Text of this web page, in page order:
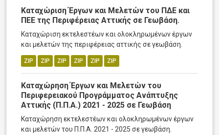
Καταχώριση Έργων και Μελετών του ΠΔΕ και
ΠΕΕ της Περιφέρειας Αττικής σε Γεωβάση.
Καταχώριση εκτελεστέων και ολοκληρωμένων έργων
και μελετών της περιφέρειας αττικής σε γεωβάση.
ZIP ZIP ZIP ZIP ZIP ZIP
Καταχώρηση Έργων και Μελετών του
Περιφερειακού Προγράμματος Ανάπτυξης
Αττικής (Π.Π.Α.) 2021 - 2025 σε Γεωβάση
Καταχώρηση εκτελεστέων και ολοκληρωμένων έργων
και μελετών του Π.Π.Α. 2021 - 2025 σε γεωβάση.